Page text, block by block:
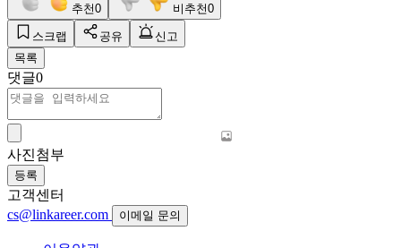
추천0 비추천0
스크랩 공유
신고
목록
댓글0
사진첨부
등록
고객센터
cs@linkareer.com
이메일 문의